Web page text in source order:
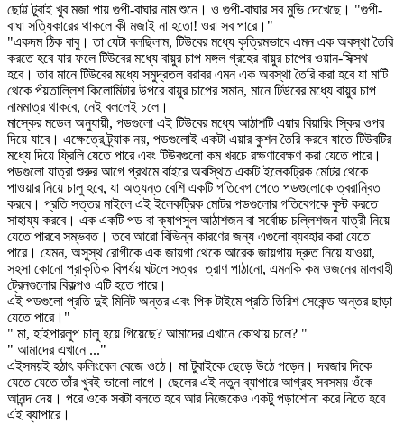
ছোট্ট টুবাই খুব মজা পায় গুপী-বাঘার নাম শুনে। ও গুপী-বাঘার সব মুভি দেখেছে। "গুপী-
বাঘা সত্যিকারের থাকলে কী মজাই না হতো! ওরা সব পারে।"
"একদম ঠিক বাবু। তা যেটা বলছিলাম, টিউবের মধ্যে কৃত্রিমভাবে এমন এক অবস্থা তৈরি
করতে হবে যার ফলে টিউবের মধ্যে বায়ুর চাপ মঙ্গল গ্রহের বায়ুর চাপের ওয়ান-সিক্সথ
হবে। তার মানে টিউবের মধ্যে সমুদ্রতল বরাবর এমন এক অবস্থা তৈরি করা হবে যা মাটি
থেকে পঁয়তাল্লিশ কিলোমিটার উপরে বায়ুর চাপের সমান, মানে টিউবের মধ্যে বায়ুর চাপ
নামমাত্র থাকবে, নেই বললেই চলে।
মাস্কের মডেল অনুযায়ী, পডগুলো এই টিউবের মধ্যে আঠাশটি এয়ার বিয়ারিং স্কির ওপর
দিয়ে যাবে। এক্ষেত্রে ট্র্যাক নয়, পডগুলোই একটা এয়ার কুশন তৈরি করবে যাতে টিউবটির
মধ্যে দিয়ে ফ্রিলি যেতে পারে এবং টিউবগুলো কম খরচে রক্ষণাবেক্ষণ করা যেতে পারে।
পডগুলো যাত্রা শুরুর আগে প্রথমে বাইরে অবস্থিত একটি ইলেকট্রিক মোটর থেকে
পাওয়ার নিয়ে চালু হবে, যা অত্যন্ত বেশি একটি গতিবেগ পেতে পডগুলোকে ত্বরান্বিত
করবে। প্রতি সত্তর মাইলে এই ইলেকট্রিক মোটর পডগুলোর গতিবেগকে বুস্ট করতে
সাহায্য করবে। এক একটি পড বা ক্যাপসুল আঠাশজন বা সর্বোচ্চ চল্লিশজন যাত্রী নিয়ে
যেতে পারবে সম্ভবত। তবে আরো বিভিন্ন কারণের জন্য এগুলো ব্যবহার করা যেতে
পারে। যেমন, অসুস্থ রোগীকে এক জায়গা থেকে আরেক জায়গায় দ্রুত নিয়ে যাওয়া,
সহসা কোনো প্রাকৃতিক বিপর্যয় ঘটলে সত্বর ত্রাণ পাঠানো, এমনকি কম ওজনের মালবাহী
ট্রেনগুলোর বিকল্পও এটি হতে পারে।
এই পডগুলো প্রতি দুই মিনিট অন্তর এবং পিক টাইমে প্রতি তিরিশ সেকেন্ড অন্তর ছাড়া
যেতে পারে।"
" মা, হাইপারলুপ চালু হয়ে গিয়েছে? আমাদের এখানে কোথায় চলে? "
" আমাদের এখানে ..."
এইসময়ই হঠাৎ কলিংবেল বেজে ওঠে। মা টুবাইকে ছেড়ে উঠে পড়েন। দরজার দিকে
যেতে যেতে তাঁর খুবই ভালো লাগে। ছেলের এই নতুন ব্যাপারে আগ্রহ সবসময় ওঁকে
আনন্দ দেয়। পরে ওকে সবটা বলতে হবে আর নিজেকেও একটু পড়াশোনা করে নিতে হবে
এই ব্যাপারে।